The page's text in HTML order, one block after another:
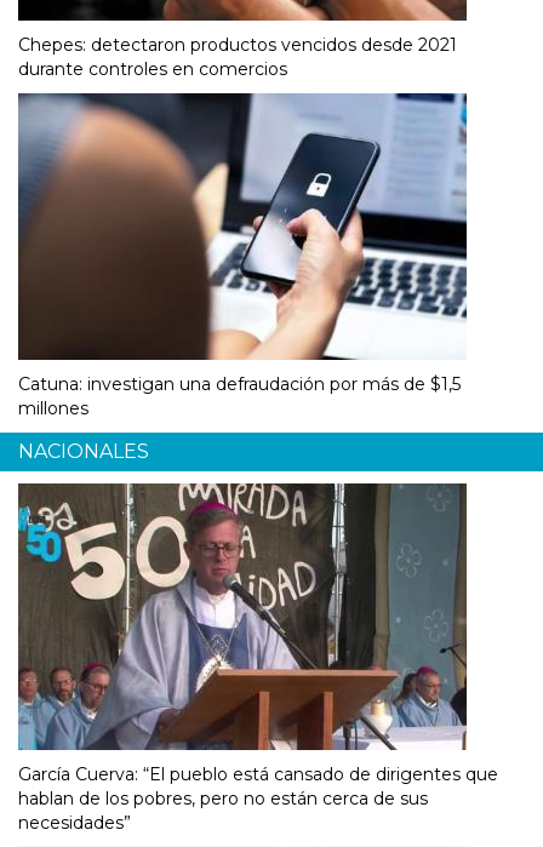
Chepes: detectaron productos vencidos desde 2021
durante controles en comercios
Catuna: investigan una defraudación por más de $1,5
millones
NACIONALES
García Cuerva: “El pueblo está cansado de dirigentes que
hablan de los pobres, pero no están cerca de sus
necesidades”